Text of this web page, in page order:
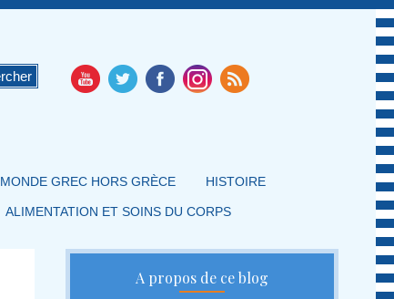
MONDE GREC HORS GRÈCE HISTOIRE
ALIMENTATION ET SOINS DU CORPS
A propos de ce blog